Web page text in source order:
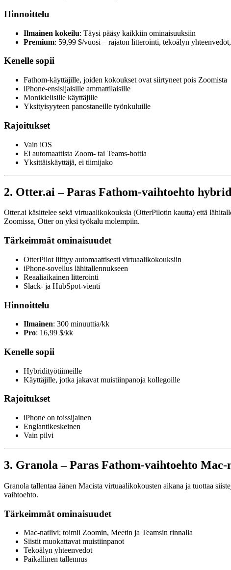
Hinnoittelu
Ilmainen kokeilu: Täysi pääsy kaikkiin ominaisuuksiin
Premium: 59,99 $/vuosi – rajaton litterointi, tekoälyn
Kenelle sopii
Fathom-käyttäjille, joiden kokoukset ovat siirtyneet pois Zoomista
iPhone-ensisijaisille ammattilaisille
Monikielisille käyttäjille
Yksityisyyteen panostaneille työnkuluille
Rajoitukset
Vain iOS
Ei automaattista Zoom- tai Teams-bottia
Yksittäiskäyttäjä, ei tiimijako
2. Otter.ai – Paras Fathom-vaihtoehto
Otter.ai käsittelee sekä virtuaalikokouksia (OtterPilotin kautta) että
Zoomissa, Otter on yksi työkalu molempiin.
Tärkeimmät ominaisuudet
OtterPilot liittyy automaattisesti virtuaalikokouksiin
iPhone-sovellus lähitallennukseen
Reaaliaikainen litterointi
Slack- ja HubSpot-vienti
Hinnoittelu
Ilmainen: 300 minuuttia/kk
Pro: 16,99 $/kk
Kenelle sopii
Hybridityötiimeille
Käyttäjille, jotka jakavat muistiinpanoja kollegoille
Rajoitukset
iPhone on toissijainen
Englantikeskeinen
Vain pilvi
3. Granola – Paras Fathom-vaihtoehto
Granola tallentaa äänen Macista virtuaalikokousten aikana ja tuottaa
vaihtoehto.
Tärkeimmät ominaisuudet
Mac-natiivi; toimii Zoomin, Meetin ja Teamsin rinnalla
Siistit muokattavat muistiinpanot
Tekoälyn yhteenvedot
Paikallinen tallennus